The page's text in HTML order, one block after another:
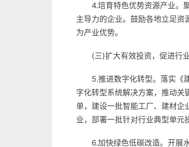
4.培育特色优势资源产业。
主导力的企业。鼓励各地立足
为产业优势。
(三)扩大有效投资，促进行
5.推进数字化转型。落实《
字化转型系统解决方案，推动
单，建设一批智能工厂、建材企
业，部署一批针对行业典型单元
6.加快绿色低碳改造。开展